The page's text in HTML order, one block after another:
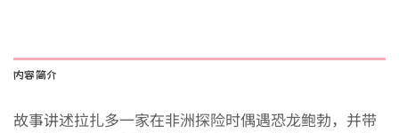
内容简介
故事讲述拉扎多一家在非洲探险时偶遇恐龙鲍勃，并带